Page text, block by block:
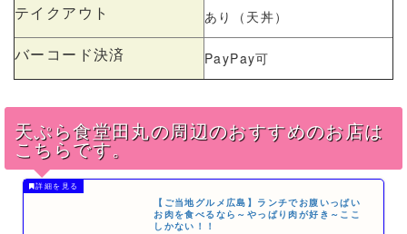
テイクアウト あり（天丼）
バーコード決済 PayPay可
天ぷら食堂田丸の周辺のおすすめのお店は
こちらです。
【ご当地グルメ広島】ランチでお腹いっぱい
お肉を食べるなら～やっぱり肉が好き～ここ
しかない！！